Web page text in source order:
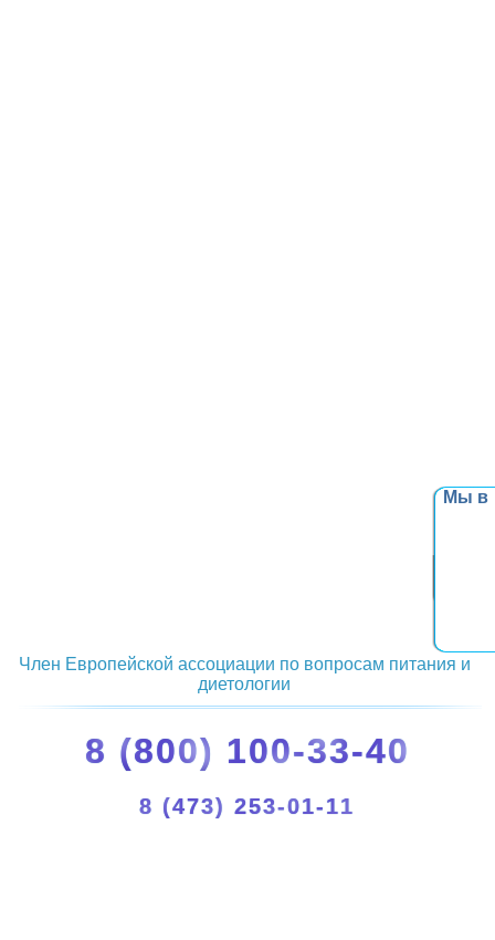
Мы в
Член Европейской ассоциации по вопросам питания и
диетологии
8 (800) 100-33-40
8 (473) 253-01-11